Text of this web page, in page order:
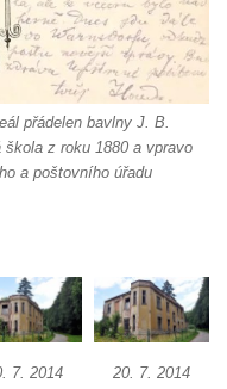
přádelen bavlny J. B.
z roku 1880 a vpravo
a poštovního úřadu
7. 2014 20. 7. 2014